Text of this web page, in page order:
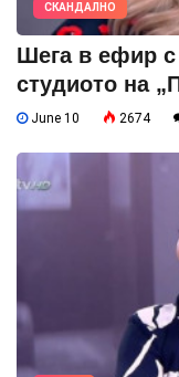
СКАНДАЛНО
Шега в ефир с
студиото на
June 10 2674